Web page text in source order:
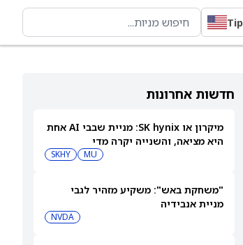
חדשות אחרונות
מיקרון או SK hynix: מניית שבבי AI אחת
היא מציאה, והשנייה יקרה מדי
MU
SKHY
"משחקת באש": משקיע מזהיר לגבי
מניית אנבידיה
NVDA